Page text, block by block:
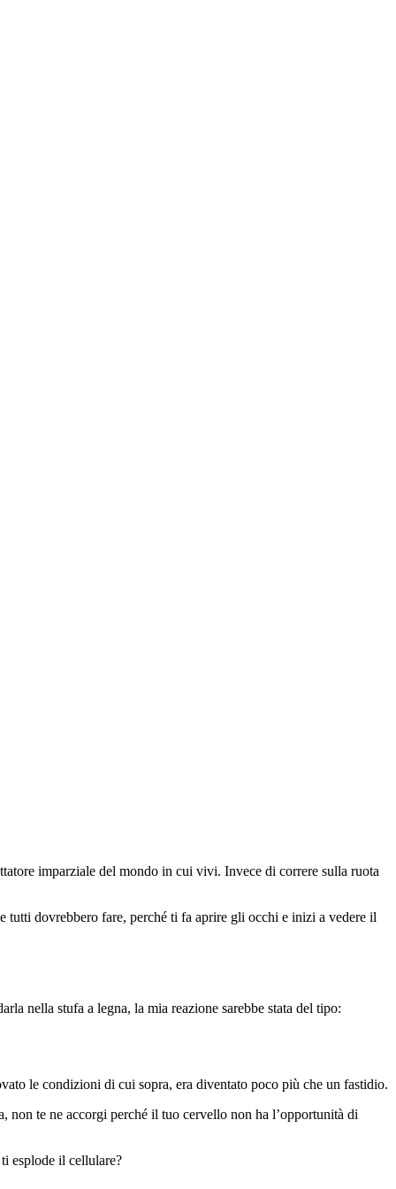
imparziale del mondo in cui vivi. Invece di correre sulla ruota
tutti dovrebbero fare, perché ti fa aprire gli occhi e inizi a vedere il
nella stufa a legna, la mia reazione sarebbe stata del tipo:
le condizioni di cui sopra, era diventato poco più che un fastidio.
te ne accorgi perché il tuo cervello non ha l’opportunità di
esplode il cellulare?